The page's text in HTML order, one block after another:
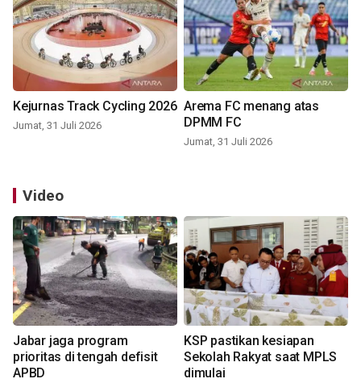
Kejurnas Track Cycling 2026
Jumat, 31 Juli 2026
Arema FC menang atas
DPMM FC
Jumat, 31 Juli 2026
Video
Jabar jaga program
prioritas di tengah defisit
APBD
KSP pastikan kesiapan
Sekolah Rakyat saat MPLS
dimulai